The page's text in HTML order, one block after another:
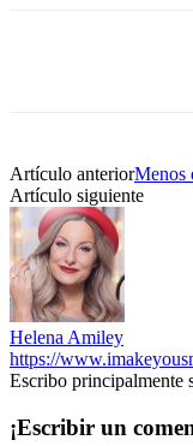
Artículo anteriorMenos
Artículo siguiente
Helena Amiley
https://
Escribo principalmente
¡Escribir un